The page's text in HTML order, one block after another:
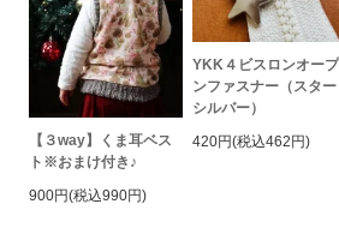
【３way】くま耳ベス
ト※おまけ付き♪
900円(税込990円)
YKK４ビスロンオープ
ンファスナー（スター
シルバー）
420円(税込462円)